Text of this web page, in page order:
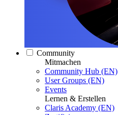
Community
Mitmachen
Community Hub (EN)
User Groups (EN)
Events
Lernen & Erstellen
Claris Academy (EN)